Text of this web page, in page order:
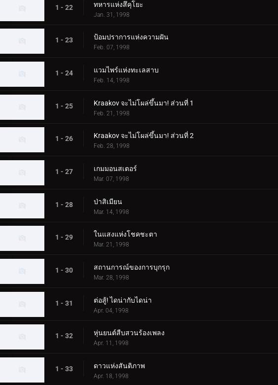
1 - 22 ทหารแห่งสึคุโยะ
Jan. 31, 1998
1 - 23 ป้อมปราการแห่งความฝัน
Feb. 07, 1998
1 - 24 แวมไพร์แห่งทะเลสาบ
Feb. 14, 1998
1 - 25 Kraakov จะไม่โผล่ขึ้นมา! ส่วนที่ 1
Feb. 21, 1998
1 - 26 Kraakov จะไม่โผล่ขึ้นมา! ส่วนที่ 2
Feb. 28, 1998
1 - 27 เกมมอนสเตอร์
Mar. 07, 1998
1 - 28 ป่าสิเมียน
Mar. 14, 1998
1 - 29 ในแสงแห่งโชคชะตา
Mar. 21, 1998
1 - 30 สถานการณ์ของการบุกรุก
Mar. 28, 1998
1 - 31 ต่อสู้! ไดน่ากับไดน่า
Apr. 04, 1998
1 - 32 หุ่นยนต์สืบสวนร้องเพลง
Apr. 11, 1998
1 - 33 ดาวแห่งสันติภาพ
Apr. 18, 1998